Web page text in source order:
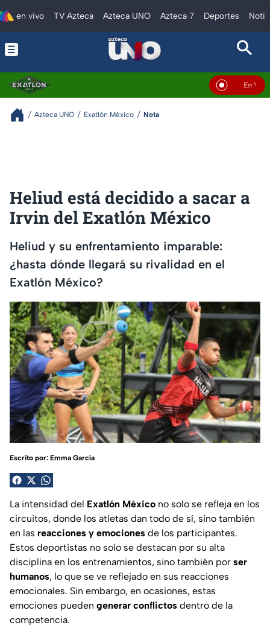
en vivo TV Azteca Azteca UNO Azteca 7 Deportes
En Vivo
Azteca UNO Exatlón México Nota
Heliud está decidido a sacar a
Irvin del Exatlón México
Heliud y su enfrentamiento imparable:
¿hasta dónde llegará su rivalidad en el
Exatlón México?
Escrito por: Emma García
La intensidad del Exatlón México no solo se refleja en los
circuitos, donde los atletas dan todo de sí, sino también
en las reacciones y emociones de los participantes.
Estos deportistas no solo se destacan por su alta
disciplina en los entrenamientos, sino también por ser
humanos, lo que se ve reflejado en sus reacciones
emocionales. Sin embargo, en ocasiones, estas
emociones pueden generar conflictos dentro de la
competencia.